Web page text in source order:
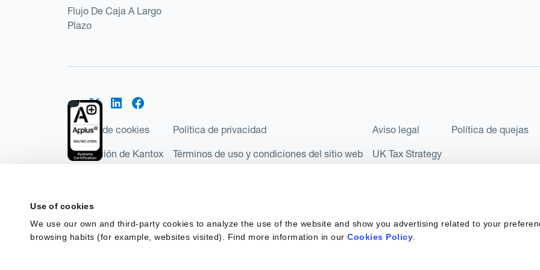
Use of cookies
We use our own and third-party cookies to analyze the use of the website and show you advertising related to your
browsing habits (for example, websites visited). Find more information in ourCookies Policy
Flujo De Caja A Largo
Plazo
Política de cookies
Regulación de Kantox
Política de privacidad
Términos de uso y condiciones del sitio web
Aviso legal
UK Tax Strategy
Política de quejas
Kantox Limited está incorporada en Inglaterra y Gales como Sociedad Limitada (Limited Company) bajo el número de
Regulations 2017). Kantox European Union SL es una sociedad privada española con número de identificación fiscal:
España como Entidad de Pago con número de registro 6890 y supervisada por SEPBLAC, la Autoridad Supervisora en